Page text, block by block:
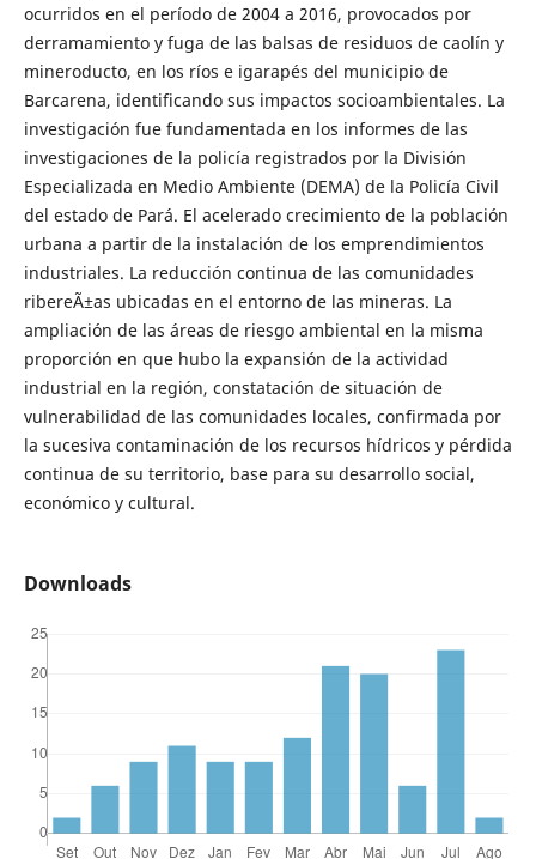
ocurridos en el período de 2004 a 2016, provocados por
derramamiento y fuga de las balsas de residuos de caolín y
mineroducto, en los ríos e igarapés del municipio de
Barcarena, identificando sus impactos socioambientales. La
investigación fue fundamentada en los informes de las
investigaciones de la policía registrados por la División
Especializada en Medio Ambiente (DEMA) de la Policía Civil
del estado de Pará. El acelerado crecimiento de la población
urbana a partir de la instalación de los emprendimientos
industriales. La reducción continua de las comunidades
ribereÃ±as ubicadas en el entorno de las mineras. La
ampliación de las áreas de riesgo ambiental en la misma
proporción en que hubo la expansión de la actividad
industrial en la región, constatación de situación de
vulnerabilidad de las comunidades locales, confirmada por
la sucesiva contaminación de los recursos hídricos y pérdida
continua de su territorio, base para su desarrollo social,
económico y cultural.
Downloads